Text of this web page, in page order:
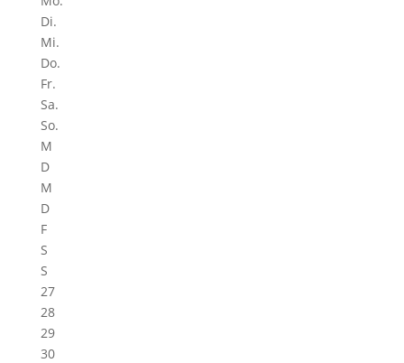
Di.
Mi.
Do.
Fr.
Sa.
So.
M
D
M
D
F
S
S
27
28
29
30